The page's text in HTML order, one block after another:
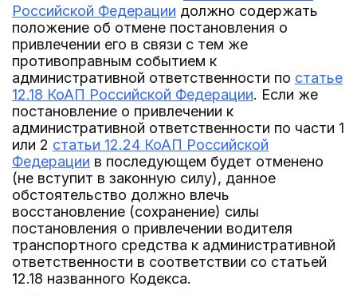
Российской Федерации должно содержать
положение об отмене постановления о
привлечении его в связи с тем же
противоправным событием к
административной ответственности по статье
12.18 КоАП Российской Федерации. Если же
постановление о привлечении к
административной ответственности по части 1
или 2 статьи 12.24 КоАП Российской
Федерации в последующем будет отменено
(не вступит в законную силу), данное
обстоятельство должно влечь
восстановление (сохранение) силы
постановления о привлечении водителя
транспортного средства к административной
ответственности в соответствии со статьей
12.18 названного Кодекса.